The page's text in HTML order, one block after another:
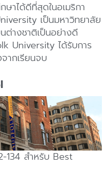
ษาได้ดีที่สุดในอเมริกา
เป็นมหาวิทยาลัย
างชาติเป็นอย่างดี
University ได้รับการ
ากเรียนจบ
134 สำหรับ Best